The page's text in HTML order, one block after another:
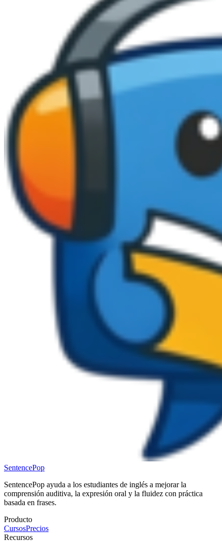
SentencePop
SentencePop ayuda a los estudiantes de inglés a mejorar la
comprensión auditiva, la expresión oral y la fluidez con práctica
basada en frases.
Producto
CursosPrecios
Recursos